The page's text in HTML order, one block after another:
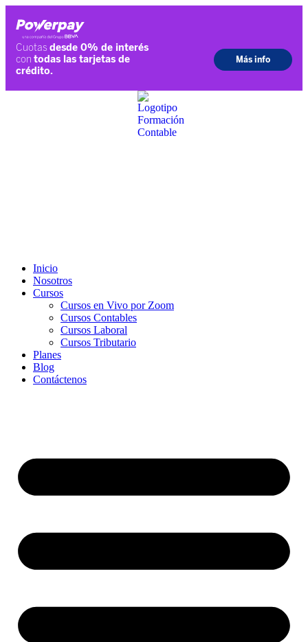
Inicio
Nosotros
Cursos
Cursos en Vivo por Zoom
Cursos Contables
Cursos Laboral
Cursos Tributario
Planes
Blog
Contáctenos